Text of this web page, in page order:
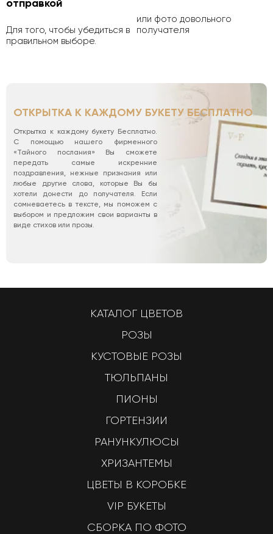
отправкой
Для того, чтобы убедиться в
правильном выборе.
или фото довольного
получателя
ОТКРЫТКА К КАЖДОМУ БУКЕТУ БЕСПЛАТНО
Открытка к каждому букету Бесплатно.
С помощью нашего фирменного
«Тайного послания» Вы сможете
передать самые искренние
поздравления, нежные признания или
любые другие слова, которые Вы бы
хотели донести до получателя. Если
сомневаетесь в тексте, мы поможем с
выбором и предложим свои варианты в
виде стихов или прозы.
КАТАЛОГ ЦВЕТОВ
РОЗЫ
КУСТОВЫЕ РОЗЫ
ТЮЛЬПАНЫ
ПИОНЫ
ГОРТЕНЗИИ
РАНУНКУЛЮСЫ
ХРИЗАНТЕМЫ
ЦВЕТЫ В КОРОБКЕ
VIP БУКЕТЫ
СБОРКА ПО ФОТО